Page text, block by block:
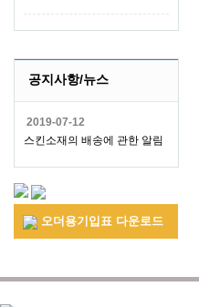
공지사항/뉴스
2019-07-12
스킨소재의 배송에 관한 알림
오더용기입표 다운로드